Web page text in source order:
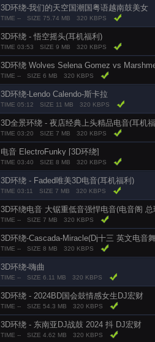
3D环绕-我们的天空国潮国粤语越南鼓美女
TIME -- SIZE 75.74 MB 320 KBPS
3D环绕 - 悟空摇头(耳机福利)
TIME 03:53 SIZE 9 MB 320 KBPS
3D环绕 Wolves Selena Gomez vs
TIME -- SIZE 6 MB 320 KBPS
3D环绕-Lendo Calendo-斯卡拉
TIME 05:12 SIZE 11 MB 320 KBPS
3D全景环绕 - 夜店经典上头精品电音(耳机
TIME 03:20 SIZE 7 MB 320 KBPS
电音 ElectroFunky [3D环绕]
TIME 03:40 SIZE 8 MB 320 KBPS
3D环绕 - Faded唯美3D电音(耳机福利)
TIME 03:11 SIZE 7 MB 320 KBPS
3D环绕电音 大锯重低音强悍电音(电音阁
TIME -- SIZE 7 MB 320 KBPS
3D环绕-Cascada-Miracle(Dj十三 英文电音
TIME -- SIZE 8 MB 320 KBPS
3D环绕-嗨曲
TIME -- SIZE 6.11 MB 320 KBPS
3D环绕 - 2024BD国会鼓情感女生DJ宏财
TIME -- SIZE 54.3 MB 320 KBPS
3D环绕 - 东南亚DJ战鼓 2024 抖 DJ宏财
TIME -- SIZE 4.62 MB 320 KBPS